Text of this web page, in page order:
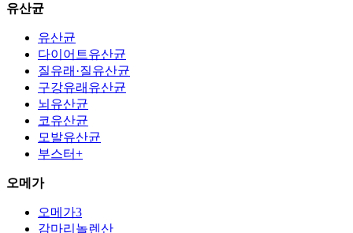
유산균
유산균
다이어트유산균
질유래·질유산균
구강유래유산균
뇌유산균
코유산균
모발유산균
부스터+
오메가
오메가3
감마리놀렌산